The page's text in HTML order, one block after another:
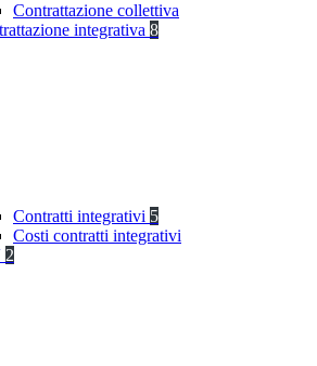
Contrattazione collettiva
integrativa 8
Contratti integrativi 5
Costi contratti integrativi
2